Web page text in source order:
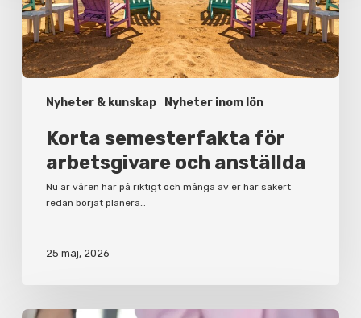
Nyheter & kunskap Nyheter inom lön
Korta semesterfakta för
arbetsgivare och anställda
Nu är våren här på riktigt och många av er har säkert
redan börjat planera…
25 maj, 2026